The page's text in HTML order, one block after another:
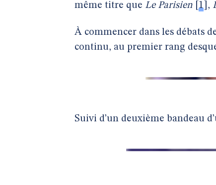
même titre que Le Parisien 1 ,
À commencer dans les débats
continu, au premier rang
Suivi d’un deuxième bandeau